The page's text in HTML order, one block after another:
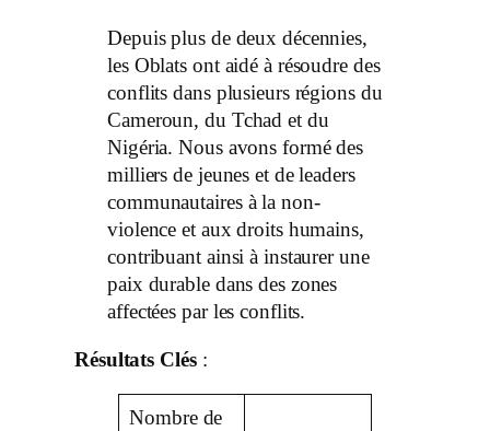
Depuis plus de deux décennies,
les Oblats ont aidé à résoudre des
conflits dans plusieurs régions du
Cameroun, du Tchad et du
Nigéria. Nous avons formé des
milliers de jeunes et de leaders
communautaires à la non-
violence et aux droits humains,
contribuant ainsi à instaurer une
paix durable dans des zones
affectées par les conflits.
Résultats Clés:
Nombre de